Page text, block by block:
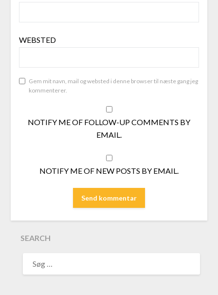
WEBSTED
Gem mit navn, mail og websted i denne browser til næste gang jeg
kommenterer.
NOTIFY ME OF FOLLOW-UP COMMENTS BY
EMAIL.
NOTIFY ME OF NEW POSTS BY EMAIL.
SEARCH
EFTER: